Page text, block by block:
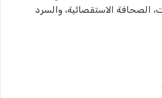
الصحافة الاستقصائية، والسرد